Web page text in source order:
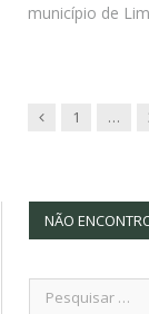
município de
Previous
1 …
NÃO